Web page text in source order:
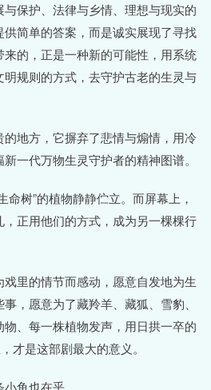
保护、法律与乡情、理想与现实的
简单的答案，而是诚实展现了寻找
的，正是一种新的可能性，用系统
规则的方式，去守护古老的生灵与
地方，它摒弃了悲情与煽情，用冷
一代万物生灵守护者的精神图谱。
命树”的植物静静伫立。而屏幕上，
正用他们的方式，成为另一棵棵行
里的情节而感动，愿意自发地为生
，愿意为了藏羚羊、藏狐、雪豹、
、每一株植物发声，用日拱一卒的
才是这部剧最大的意义。